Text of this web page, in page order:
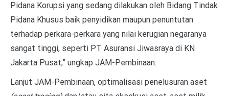
Pidana Korupsi yang sedang dilakukan oleh Bidang Tindak
Pidana Khusus baik penyidikan maupun penuntutan
terhadap perkara-perkara yang nilai kerugian negaranya
sangat tinggi, seperti PT Asuransi Jiwasraya di KN
Jakarta Pusat,” ungkap JAM-Pembinaan.
Lanjut JAM-Pembinaan, optimalisasi penelusuran aset